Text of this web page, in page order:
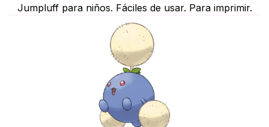
Jumpluff para niños. Fáciles de usar. Para imprimir.